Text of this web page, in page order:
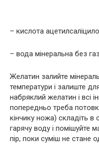
– киcлота
– вода мінеральна без
Желатин залийте
температури і залиште
набряклий желатин і всі
попередньо треба
кінчику ножа) складіть в
гарячу воду і помішуйте
пір, поки суміш не стане